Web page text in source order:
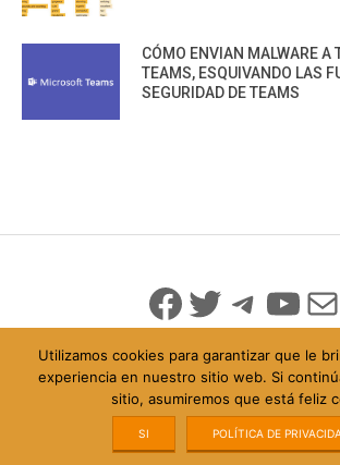
CÓMO ENVIAN MALWARE A
TEAMS, ESQUIVANDO LAS
SEGURIDAD DE TEAMS
Facebook
Twitter
© 2026 Todo Derechos Reservados
Política de Privacidad
info@iicybersecurity.com
Utilizamos cookies para garantizar que le
experiencia en nuestro sitio web. Si
sitio, asumiremos que está feliz
SI POLÍTICA DE